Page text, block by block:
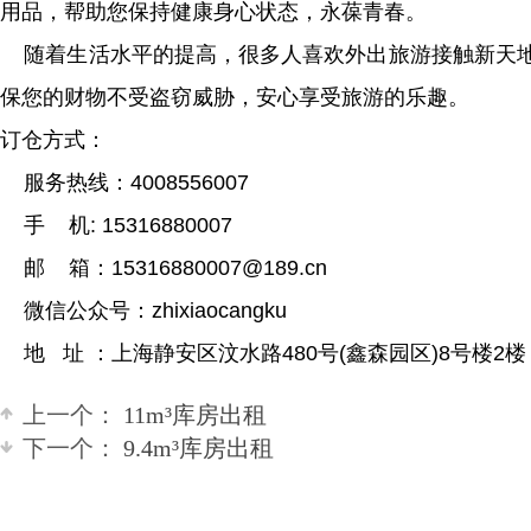
用品，帮助您保持健康身心状态，永葆青春。
随着生活水平的提高，很多人喜欢外出旅游接触新
保您的财物不受盗窃威胁，安心享受旅游的乐趣。
订仓方式：
服务热线：4008556007
手 机: 15316880007
邮 箱：15316880007@189.cn
微信公众号：zhixiaocangku
地 址 ：上海静安区汶水路480号(鑫森园区)8号楼2楼
上一个：
11m³库房出租
下一个：
9.4m³库房出租